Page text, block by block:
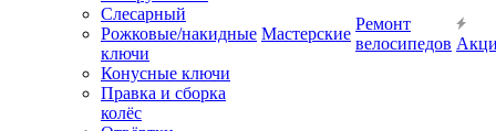
Слесарный
Рожковые/накидные
ключи
Конусные ключи
Правка и сборка
колёс
Мастерские
Ремонт
велосипедов